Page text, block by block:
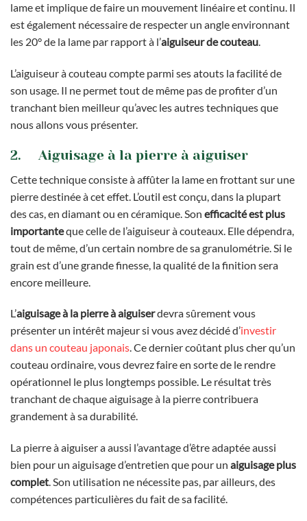
lame et implique de faire un mouvement linéaire et continu. Il
est également nécessaire de respecter un angle environnant
les 20° de la lame par rapport à l’aiguiseur de couteau.
L’aiguiseur à couteau compte parmi ses atouts la facilité de
son usage. Il ne permet tout de même pas de profiter d’un
tranchant bien meilleur qu’avec les autres techniques que
nous allons vous présenter.
2. Aiguisage à la pierre à aiguiser
Cette technique consiste à affûter la lame en frottant sur une
pierre destinée à cet effet. L’outil est conçu, dans la plupart
des cas, en diamant ou en céramique. Son efficacité est plus
importanteque celle de l’aiguiseur à couteaux. Elle dépendra,
tout de même, d’un certain nombre de sa granulométrie. Si le
grain est d’une grande finesse, la qualité de la finition sera
encore meilleure.
L’aiguisage à la pierre à aiguiserdevra sûrement vous
présenter un intérêt majeur si vous avez décidé d’investir
dans un couteau japonais. Ce dernier coûtant plus cher qu’un
couteau ordinaire, vous devrez faire en sorte de le rendre
opérationnel le plus longtemps possible. Le résultat très
tranchant de chaque aiguisage à la pierre contribuera
grandement à sa durabilité.
La pierre à aiguiser a aussi l’avantage d’être adaptée aussi
bien pour un aiguisage d’entretien que pour un aiguisage plus
complet. Son utilisation ne nécessite pas, par ailleurs, des
compétences particulières du fait de sa facilité.